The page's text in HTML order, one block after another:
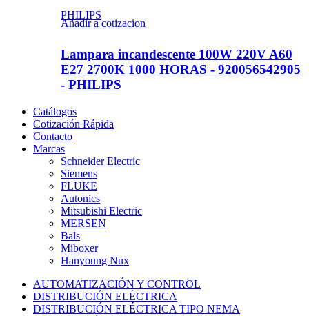
PHILIPS
Añadir a cotizacion
Lampara incandescente 100W 220V A60
E27 2700K 1000 HORAS - 920056542905
- PHILIPS
Catálogos
Cotización Rápida
Contacto
Marcas
Schneider Electric
Siemens
FLUKE
Autonics
Mitsubishi Electric
MERSEN
Bals
Miboxer
Hanyoung Nux
AUTOMATIZACIÓN Y CONTROL
DISTRIBUCIÓN ELÉCTRICA
DISTRIBUCIÓN ELÉCTRICA TIPO NEMA